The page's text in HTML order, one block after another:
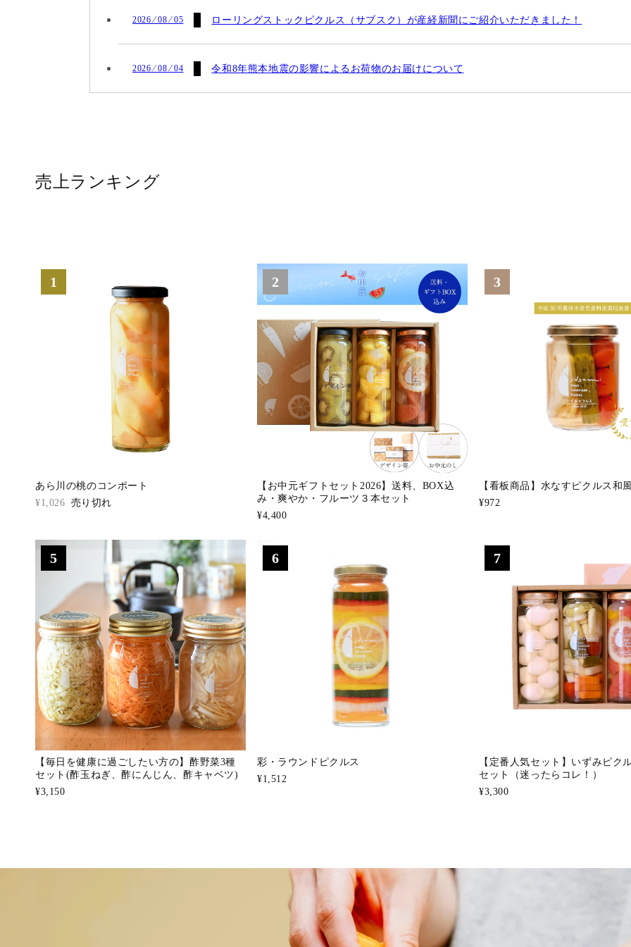
2026 ⁄ 08 ⁄ 05 ローリングストックピクルス（サブスク）が産経新聞にご紹介いただきました！
2026 ⁄ 08 ⁄ 04 令和8年熊本地震の影響によるお荷物のお届けについて
売上ランキング
1
あら川の桃のコンポート
¥1,026 売り切れ
2
【お中元ギフトセット2026】送料、BOX込
み・爽やか・フルーツ３本セット
¥4,400
3
【看板商品】水なすピクルス和
¥972
5
【毎日を健康に過ごしたい方の】酢野菜3種
セット(酢玉ねぎ、酢にんじん、酢キャベツ)
¥3,150
6
彩・ラウンドピクルス
¥1,512
7
【定番人気セット】いずみピク
セット（迷ったらコレ！）
¥3,300